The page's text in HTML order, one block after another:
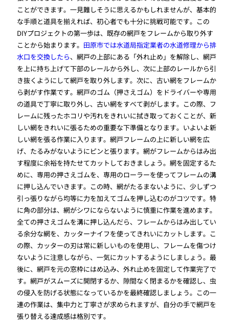
ことができます。一見難しそうに思えるかもしれませんが、基本的
な手順と道具を揃えれば、初心者でも十分に挑戦可能です。この
DIYプロジェクトの第一歩は、既存の網戸をフレームから取り外す
ことから始まります。 田原市では水道局指定業者の水道修理から排
水口を交換したら、網戸の上部にある「外れ止め」を解除し、網戸
を上に持ち上げて下部のレールから外し、次に上部のレールから引
き抜くようにして網戸を取り外します。次に、古い網をフレームか
ら剥がす作業です。網戸のゴム（押さえゴム）をドライバーや専用
の道具で丁寧に取り外し、古い網をすべて剥がします。この際、フ
レームに残ったホコリや汚れをきれいに拭き取っておくことが、新
しい網をきれいに張るための重要な下準備となります。いよいよ新
しい網を張る作業に入ります。網戸フレームの上に新しい網を広
げ、たるみがないようにピンと張ります。網がフレームからはみ出
す程度に余裕を持たせてカットしておきましょう。網を固定するた
めに、専用の押さえゴムを、専用のローラーを使ってフレームの溝
に押し込んでいきます。この時、網がたるまないように、少しずつ
引っ張りながら均等に力を加えてゴムを押し込むのがコツです。特
に角の部分は、網がシワにならないように慎重に作業を進めます。
全ての押さえゴムを溝に押し込んだら、フレームからはみ出してい
る余分な網を、カッターナイフを使ってきれいにカットします。こ
の際、カッターの刃は常に新しいものを使用し、フレームを傷つけ
ないように注意しながら、一気にカットするようにしましょう。最
後に、網戸を元の窓枠にはめ込み、外れ止めを固定して作業完了で
す。網戸がスムーズに開閉するか、隙間なく閉まるかを確認し、虫
の侵入を防げる状態になっているかを最終確認しましょう。この一
連の作業は、集中力と丁寧さが求められますが、自分の手で網戸を
張り替える達成感は格別です。